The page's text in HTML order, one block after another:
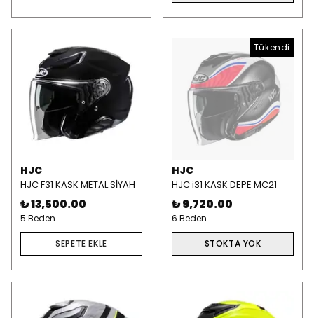
HJC
HJC F31 KASK METAL SİYAH
₺ 13,500.00
5 Beden
SEPETE EKLE
Tükendi
HJC
HJC i31 KASK DEPE MC21
₺ 9,720.00
6 Beden
STOKTA YOK